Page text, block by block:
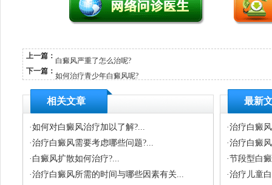
上一篇： 白癜风严重了怎么治呢?
下一篇： 如何治疗青少年白癜风呢?
相关文章
·如何对白癜风治疗加以了解?...
·治疗白癜风需要考虑哪些问题?...
· 白癜风扩散如何治疗?...
·治疗白癜风所需的时间与哪些因素有关...
最新
·治疗白癜
·治疗白癜
·节段型白
·治疗儿童